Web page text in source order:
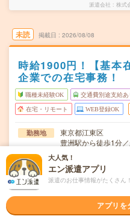
派遣会社 株式
未読 掲載日 2026/08/08
時給1900円！【基本
企業での在宅事務！
職種未経験OK 交通費別途支給あ
在宅・リモート WEB登録OK
勤務地
東京都江東区
豊洲駅から徒歩1分
ら徒歩19分
曜日頻度 月～金※土日休み！
時間
期間 2026/10/上旬～長
大人気！
エン派遣アプリ
派遣のお仕事情報がたくさん
アプリを